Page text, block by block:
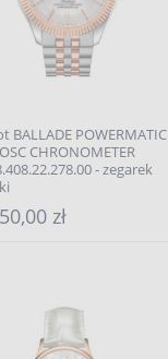
BALLADE POWERMATIC
CHRONOMETER
- zegarek
zł